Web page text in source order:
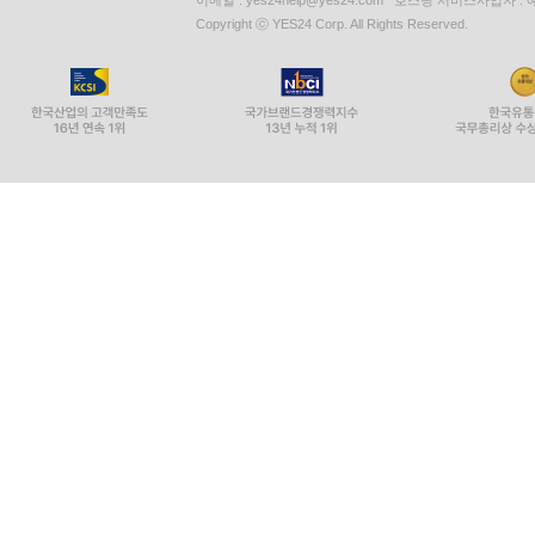
Copyright ⓒ YES24 Corp. All Rights Reserved.